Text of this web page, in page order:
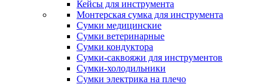
Кейсы для инструмента
Монтерская сумка для инструмента
Сумки медицинские
Сумки ветеринарные
Сумки кондуктора
Сумки-саквояжи для инструментов
Сумки-холодильники
Сумки электрика на плечо